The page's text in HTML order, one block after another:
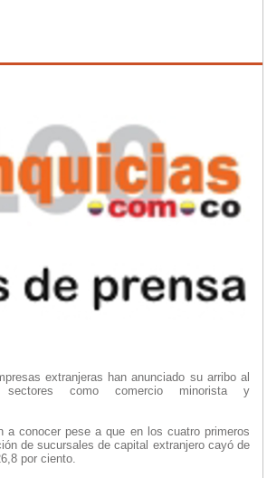
extranjeras han anunciado su arribo al
como comercio minorista y
a conocer pese a que en los cuatro primeros
de sucursales de capital extranjero cayó de
por ciento.